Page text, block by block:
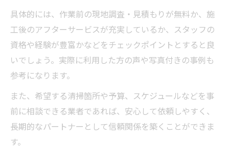
具体的には、作業前の現地調査・見積もりが無料か、施
工後のアフターサービスが充実しているか、スタッフの
資格や経験が豊富かなどをチェックポイントとすると良
いでしょう。実際に利用した方の声や写真付きの事例も
参考になります。
また、希望する清掃箇所や予算、スケジュールなどを事
前に相談できる業者であれば、安心して依頼しやすく、
長期的なパートナーとして信頼関係を築くことができま
す。